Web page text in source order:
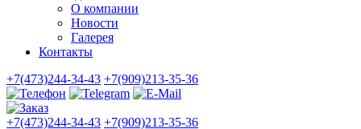
О компании
Новости
Галерея
Контакты
+7(473)244-34-43 +7(909)213-35-36
+7(473)244-34-43 +7(909)213-35-36